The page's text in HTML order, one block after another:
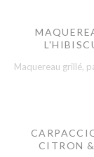
Maquereau grillé,
CITRON